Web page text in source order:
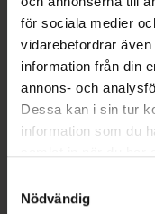
för sociala medier
vidarebefordrar
information från din
annons- och
Dessa kan i sin tur
information som du
återkalla ditt
Nödvändig
Jämförpris 1,19
EAN:
Kategorier:
Ansiktsmask
Sheet mask